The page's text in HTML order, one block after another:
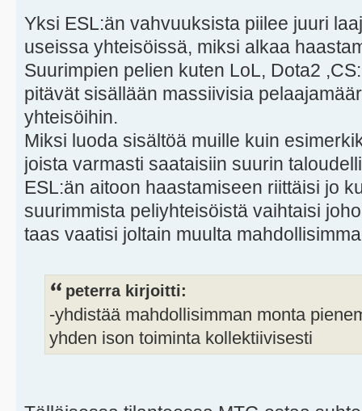
Yksi ESL:än vahvuuksista piilee juuri
useissa yhteisöissä, miksi alkaa
Suurimpien pelien kuten LoL, Dota2
pitävät sisällään massiivisia
yhteisöihin.
Miksi luoda sisältöä muille kuin
joista varmasti saataisiin suurin
ESL:än aitoon haastamiseen riittäisi jo
suurimmista peliyhteisöistä vaihtaisi
taas vaatisi joltain muulta
peterra kirjoitti:
-yhdistää mahdollisimman monta
yhden ison toiminta kollektiivisesti